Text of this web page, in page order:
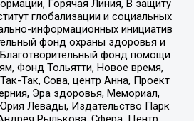
Горячая Линия, В защиту
глобализации и социальных
информационных инициатив
фонд охраны здоровья и
фонд помощи
Фонд Тольятти, Новое время,
Так, Сова, центр Анна, Проект
Эра здоровья, Мемориал,
Левады, Издательство Парк